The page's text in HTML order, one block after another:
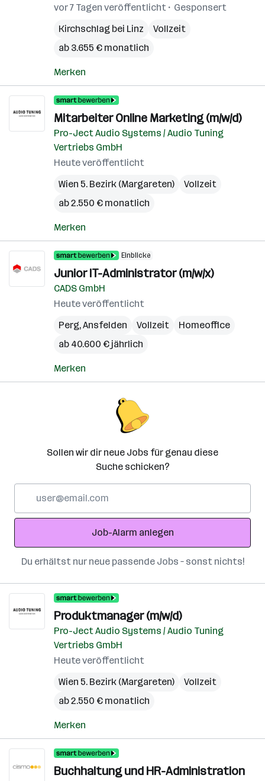
vor 7 Tagen veröffentlicht
Gesponsert
Kirchschlag bei Linz
Vollzeit
ab 3.655 € monatlich
Merken
Mitarbeiter Online Marketing (m/w/d)
Pro-Ject Audio Systems / Audio Tuning
Vertriebs GmbH
Heute veröffentlicht
Wien 5. Bezirk (Margareten)
Vollzeit
ab 2.550 € monatlich
Merken
Einblicke
Junior IT-Administrator (m/w/x)
CADS GmbH
Heute veröffentlicht
Perg,Ansfelden Vollzeit
Homeoffice
ab 40.600 € jährlich
Merken
Sollen wir dir neue Jobs für genau diese
Suche schicken?
Adresse
Job-Alarm anlegen
Du erhältst nur neue passende Jobs – sonst nichts!
Produktmanager (m/w/d)
Pro-Ject Audio Systems / Audio Tuning
Vertriebs GmbH
Heute veröffentlicht
Wien 5. Bezirk (Margareten)
Vollzeit
ab 2.550 € monatlich
Merken
Buchhaltung und HR-Administration